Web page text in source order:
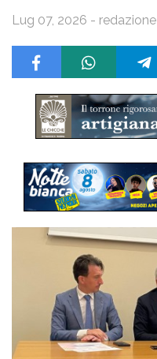
Lug 07, 2026 - redazione